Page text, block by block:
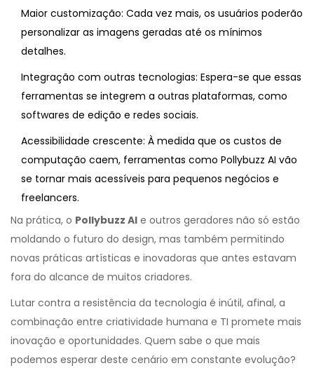
Maior customização: Cada vez mais, os usuários poderão
personalizar as imagens geradas até os mínimos
detalhes.
Integração com outras tecnologias: Espera-se que essas
ferramentas se integrem a outras plataformas, como
softwares de edição e redes sociais.
Acessibilidade crescente: À medida que os custos de
computação caem, ferramentas como Pollybuzz AI vão
se tornar mais acessíveis para pequenos negócios e
freelancers.
Na prática, o Pollybuzz AI e outros geradores não só estão
moldando o futuro do design, mas também permitindo
novas práticas artísticas e inovadoras que antes estavam
fora do alcance de muitos criadores.
Lutar contra a resistência da tecnologia é inútil, afinal, a
combinação entre criatividade humana e TI promete mais
inovação e oportunidades. Quem sabe o que mais
podemos esperar deste cenário em constante evolução?